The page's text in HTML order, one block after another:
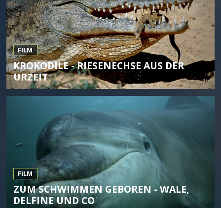
FILM
KROKODILE - RIESENECHSE AUS DER
URZEIT
FILM
ZUM SCHWIMMEN GEBOREN - WALE,
DELFINE UND CO